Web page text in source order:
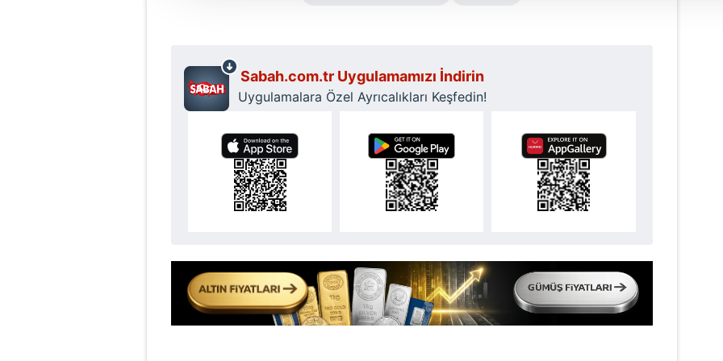
Çerezlere ilişkin tercihlerinizi aşağıda yer alan panel vasıtasıyla belirleyebilirsiniz. Çerezlere
butonuna tıklayabilir,Çerez Bilgilendirme Metnimizi
mevzuata uygun olarak kullanılan çerezlerle ilgili bilgi almak için lütfentıklayınız
Sabah.com.tr Uygulamamızı İndirin
Uygulamalara Özel Ayrıcalıkları Keşfedin!